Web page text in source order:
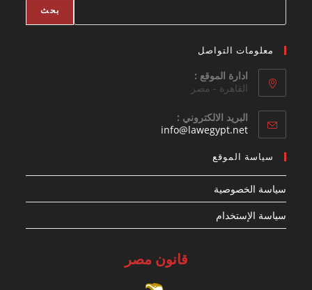
بحث
معلومات التواصل
ادارة الموقع :
القاهرة - مصر
البريد الالكتروني :
info@lawegypt.net
سياسة الموقع
سياسة الخصوصية
سياسة الإستخدام
قانون مصر